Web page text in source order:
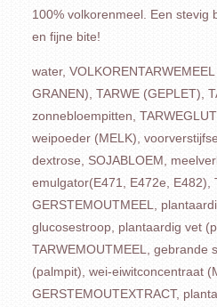
100% volkorenmeel. Een stevig
en fijne bite!
water,
GRANEN), TARWE (GEPLET),
zonnebloempitten,
weipoeder (MELK),
dextrose, SOJABLOEM,
emulgator(E471, E472e, E482),
GERSTEMOUTMEEL,
glucosestroop, plantaardig vet
TARWEMOUTMEEL, gebrande
(palmpit), wei-eiwitconcentraat
GERSTEMOUTEXTRACT,